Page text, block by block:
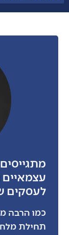
עצמאיים
לעסקים
תחילת